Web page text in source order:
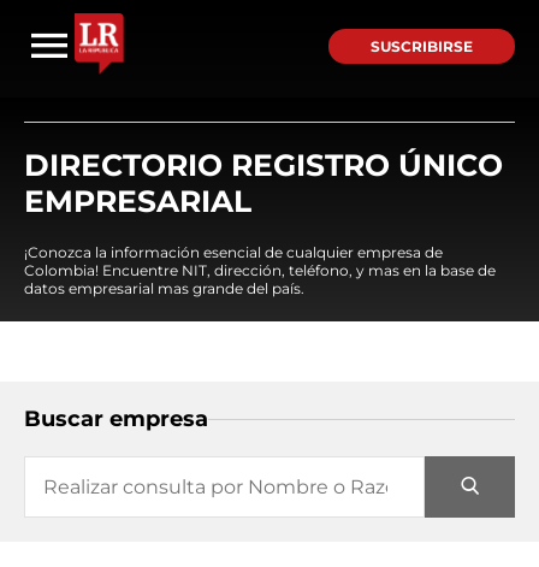
SUSCRIBIRSE
DIRECTORIO REGISTRO ÚNICO
EMPRESARIAL
¡Conozca la información esencial de cualquier empresa de
Colombia! Encuentre NIT, dirección, teléfono, y mas en la base de
datos empresarial mas grande del país.
Buscar empresa